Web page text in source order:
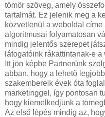
tömör szöveg, amely
tartalmát. Ez jelenik meg a
közvetlenül a weboldal
algoritmusai folyamatosan
mindig jelentős szerepet
látogatóink rákattintanak-e
Itt jön képbe Partnerünk
abban, hogy a lehető
szakembereik évek óta
marketinggel, így pontosan
hogy kiemelkedjünk a
Az első lépés mindig az,